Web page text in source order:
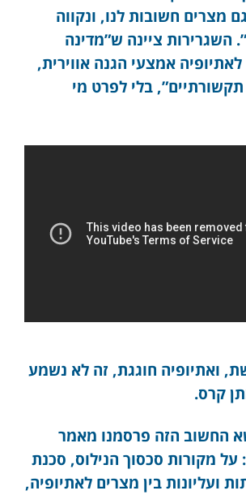
מצרים חשובות לנו, ונקווה
השגרירות ציינה ש”מדינה
אמצעי הגנה אווירית,
בלי לפרט מי
ואתיופיה חוגגת, זה לא נשמע
קרס.
החשוב הזה פרסמנו מאמר
על מקורות סכסוך הנילוס, סכנת
ועליונות בין מצרים לאתיופיה,